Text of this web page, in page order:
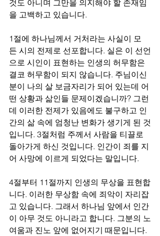
것도 아니며 그만을 의지해야 할 존재임
을 고백하고 있습니다.
1절에 하나님께서 거처라는 사실이 모
든 시의 전제로 선포합니다. 실은 이 선언
으로 시인이 표현하는 인생의 허무함은
결코 허무함이 되지 않습니다. 주님이신
분이 나의 살 보금자리가 되어 있는데 어
떤 상황과 삶인들 문제이겠습니까? 그런
데 이러한 전제가 있음에도 불구하고 인
간의 삶 속에 엄청난 변화가 생기게 된 것
입니다. 3절처럼 주께서 사람을 티끌로
돌아가게 하신 것입니다. 인간이 죄를 지
어 사망에 이르게 되었다는 말입니다.
4절부터 11절까지 인생의 무상을 표현합
니다. 이러한 무상함 속에 죄악이 자리잡
고 있습니다. 그래서 하나님 앞에서 인간
이 아무 것도 아니라고 합니다. 그분의 노
여움과 진노 앞에 없어지기 때문입니다.